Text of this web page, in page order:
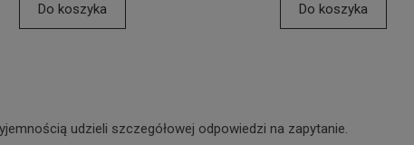
Do koszyka Do koszyka
udzieli szczegółowej odpowiedzi na zapytanie.